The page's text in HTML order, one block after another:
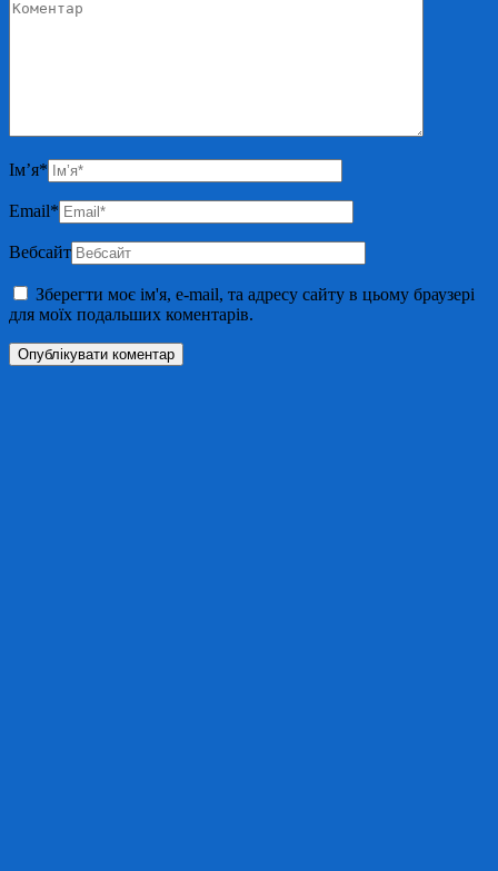
Ім’я*
Email*
Вебсайт
Зберегти моє ім'я, e-mail, та адресу сайту в цьому браузері
для моїх подальших коментарів.